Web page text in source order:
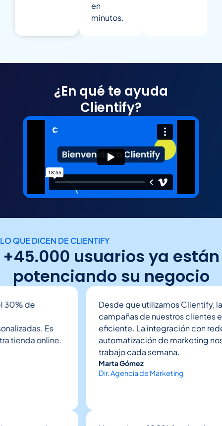
en
minutos.
¿En qué te ayuda
Clientify?
LO QUE DICEN DE CLIENTIFY
+45.000 usuarios ya están
potenciando su negocio
de
Es
online.
Desde que utilizamos Clientify, la
campañas de nuestros clientes es
eficiente. La integración con redes
automatización de marketing nos
trabajo cada semana.
Marta Gómez
Dir. Agencia de Marketing